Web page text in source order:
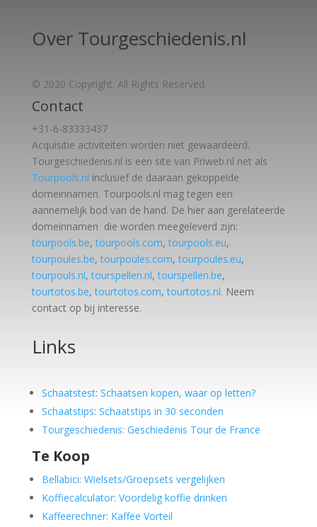
Over Tourgeschiedenis.nl
© 2020 Copyright. All Rights Reserved.
Contact
+31-6-83333437
Acquisitie activiteiten worden niet gewaardeerd.
Tourgeschiedenis.nl is een site van Priweb.nl net als
Tourpools.nl inclusief de daaraan gekoppelde
domeinnamen. Tourpools.nl mag tegen een
aannemelijk bod van de hand. De hier aan gerelateerde
domeinnamen die worden meegeleverd zijn:
tourpools.be,tourpools.com,tourpools.eu,
tourpoules.be,tourpoules.com,tourpoules.eu,
tourpouls.nl,tourspellen.nl,tourspellen.be,
tourtotos.be,tourtotos.com,tourtotos.nl. Neem
contact op bij interesse.
Links
Schaatstest: Schaatsen kopen, waar op letten?
Schaatstips: Schaatstips in 30 seconden
Tourgeschiedenis: Geschiedenis Tour de France
Te Koop
Bellabici: Wielsets/Groepsets vergelijken
Koffiecalculator: Voordelig koffie drinken
Kaffeerechner: Kaffee Vorteil